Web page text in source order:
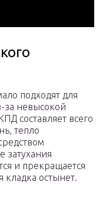
подходят для
за невысокой
составляет всего
тепло
затухания
и прекращается
кладка остынет.